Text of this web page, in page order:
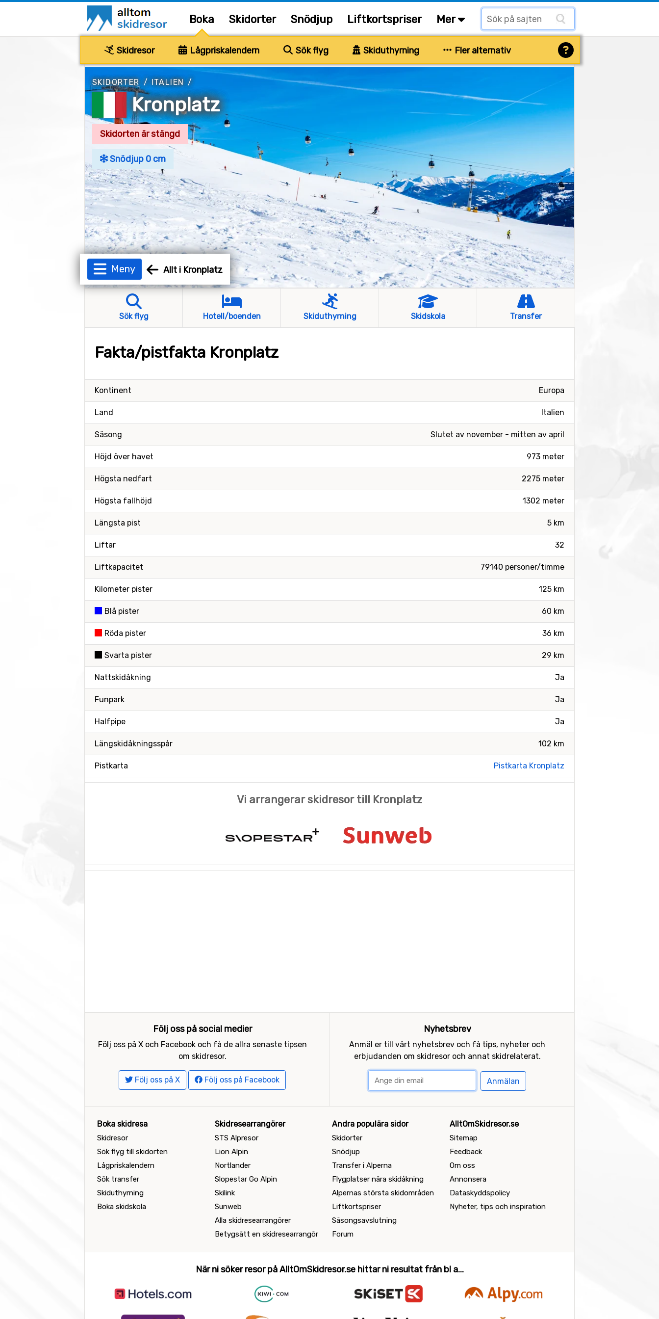
Boka Skidorter Snödjup Liftkortspriser Mer
Skidresor Lågpriskalendern Sök flyg Skiduthyrning Fler alternativ
SKIDORTER /ITALIEN/
Kronplatz
Skidorten är stängd
Snödjup 0 cm
Meny Allt i Kronplatz
Sök flyg Hotell/boenden Skiduthyrning Skidskola Transfer
Fakta/pistfakta Kronplatz
Europa
Kontinent
Italien
Land
Slutet av november - mitten av april
Säsong
973 meter
Höjd över havet
2275 meter
Högsta nedfart
1302 meter
Högsta fallhöjd
5 km
Längsta pist
32
Liftar
79140 personer/timme
Liftkapacitet
125 km
Kilometer pister
60 km
Blå pister
36 km
Röda pister
29 km
Svarta pister
Ja
Nattskidåkning
Ja
Funpark
Ja
Halfpipe
102 km
Längskidåkningsspår
Pistkarta Kronplatz
Pistkarta
Vi arrangerar skidresor till Kronplatz
Följ oss på social medier
Följ oss på X och Facebook och få de allra senaste tipsen
om skidresor.
Följ oss på X Följ oss på Facebook
Nyhetsbrev
Anmäl er till vårt nyhetsbrev och få tips, nyheter och
erbjudanden om skidresor och annat skidrelaterat.
Anmälan
Boka skidresa
Skidresor
Sök flyg till skidorten
Lågpriskalendern
Sök transfer
Skiduthyrning
Boka skidskola
Skidresearrangörer
STS Alpresor
Lion Alpin
Nortlander
Slopestar Go Alpin
Skilink
Sunweb
Alla skidresearrangörer
Betygsätt en skidresearrangör
Andra populära sidor
Skidorter
Snödjup
Transfer i Alperna
Flygplatser nära skidåkning
Alpernas största skidområden
Liftkortspriser
Säsongsavslutning
Forum
AlltOmSkidresor.se
Sitemap
Feedback
Om oss
Annonsera
Dataskyddspolicy
Nyheter, tips och inspiration
När ni söker resor på AlltOmSkidresor.se hittar ni resultat från bl a...